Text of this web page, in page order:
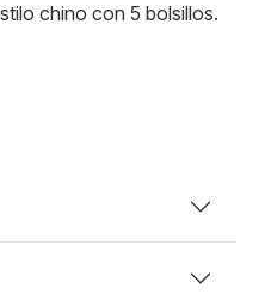
chino con 5 bolsillos.